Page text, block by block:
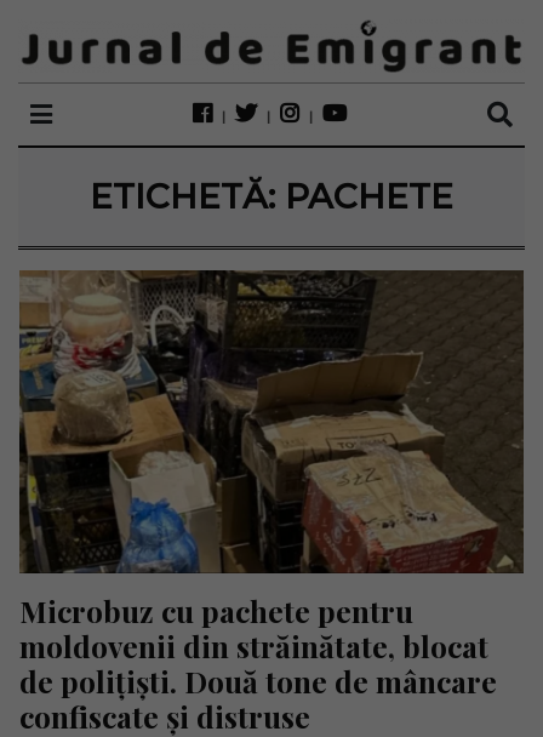
ETICHETĂ: PACHETE
Microbuz cu pachete pentru
moldovenii din străinătate, blocat
de polițiști. Două tone de mâncare
confiscate și distruse